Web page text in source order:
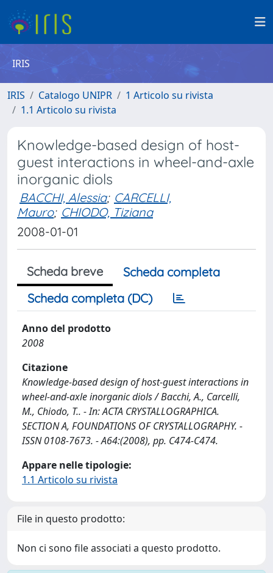
IRIS
IRIS Catalogo UNIPR
1 Articolo su rivista
1.1 Articolo su rivista
Knowledge-based design of host-
guest interactions in wheel-and-axle
inorganic diols
BACCHI, Alessia; CARCELLI,
Mauro; CHIODO, Tiziana
2008-01-01
Scheda breve
Scheda completa
Scheda completa (DC)
Anno del prodotto
2008
Citazione
Knowledge-based design of host-guest interactions in
wheel-and-axle inorganic diols / Bacchi, A., Carcelli,
M., Chiodo, T.. - In: ACTA CRYSTALLOGRAPHICA.
SECTION A, FOUNDATIONS OF CRYSTALLOGRAPHY. -
ISSN 0108-7673. - A64:(2008), pp. C474-C474.
Appare nelle tipologie:
1.1 Articolo su rivista
File in questo prodotto:
Non ci sono file associati a questo prodotto.